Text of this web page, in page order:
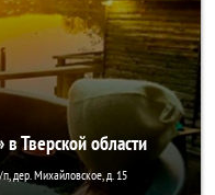
Тверской области
дер. Михайловское, д. 15